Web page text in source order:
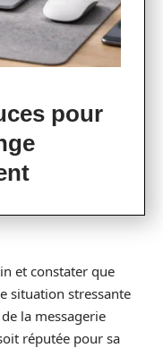
pour
et constater que
situation stressante
la messagerie
réputée pour sa